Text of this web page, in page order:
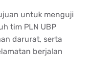
untuk menguji
tim PLN UBP
darurat, serta
berjalan